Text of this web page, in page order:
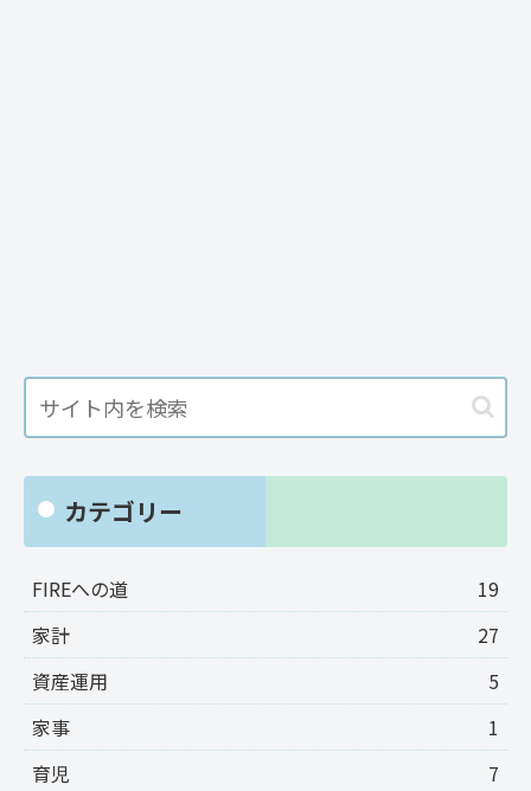
カテゴリー
FIREへの道
19
家計
27
資産運用
5
家事
1
育児
7